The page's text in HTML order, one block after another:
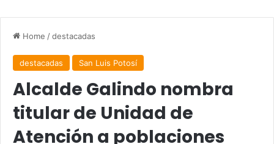
Home /destacadas
destacadas San Luis Potosí
Alcalde Galindo nombra
titular de Unidad de
Atención a poblaciones